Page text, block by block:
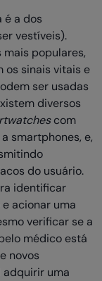
é a dos
vestíveis).
populares,
sinais vitais e
ser usadas
diversos
com
smartphones, e,
do usuário.
identificar
acionar uma
verificar se a
médico está
novos
adquirir uma